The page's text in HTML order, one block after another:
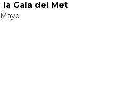
la Gala del Met